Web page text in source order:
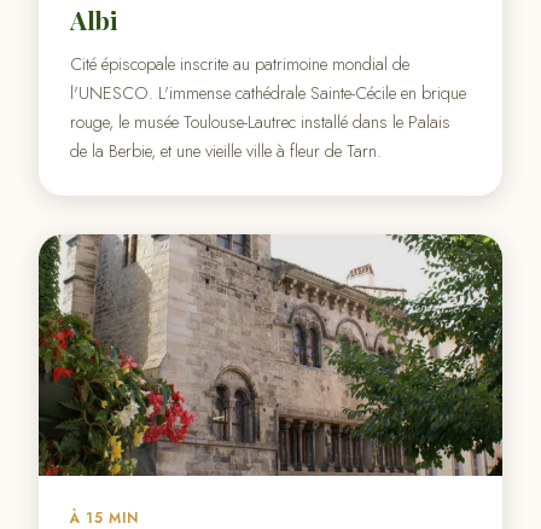
Albi
Cité épiscopale inscrite au patrimoine mondial de
l'UNESCO. L'immense cathédrale Sainte-Cécile en brique
rouge, le musée Toulouse-Lautrec installé dans le Palais
de la Berbie, et une vieille ville à fleur de Tarn.
À 15 MIN